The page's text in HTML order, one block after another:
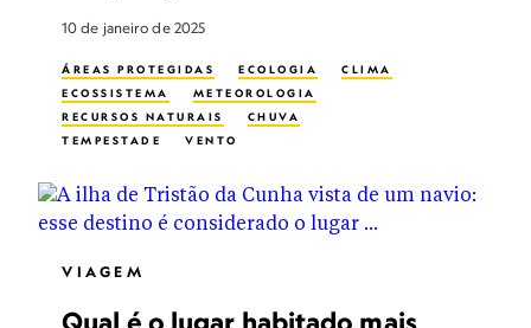
10 de janeiro de 2025
ÁREAS PROTEGIDAS ECOLOGIA
CLIMA
ECOSSISTEMA
METEOROLOGIA
RECURSOS NATURAIS
CHUVA
TEMPESTADE
VENTO
VIAGEM
Qual é o lugar habitado mais